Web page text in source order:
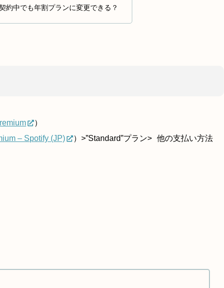
約中でも年割プランに変更できる？
）
– Spotify (JP) ）>”Standard”プラン> 他の支払い方法